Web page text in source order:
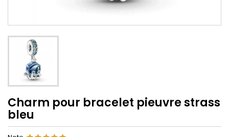
Charm pour bracelet pieuvre strass
bleu